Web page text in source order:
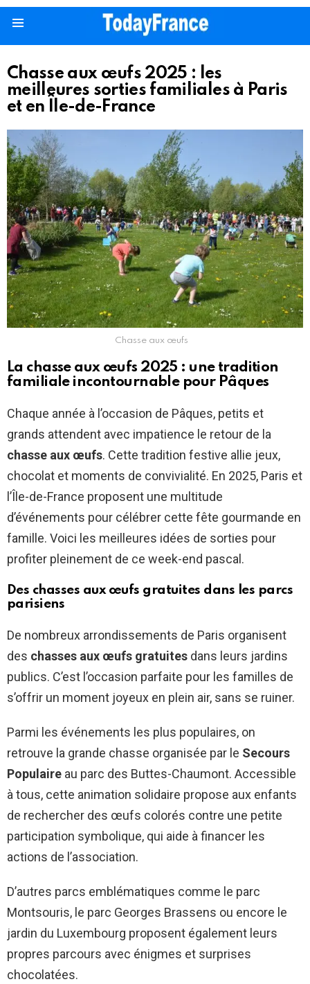
Chasse aux œufs 2025 : les
meilleures sorties familiales à Paris
et en Île-de-France
Chasse aux œufs
La chasse aux œufs 2025 : une tradition
familiale incontournable pour Pâques
Chaque année à l’occasion de Pâques, petits et
grands attendent avec impatience le retour de la
chasse aux œufs. Cette tradition festive allie jeux,
chocolat et moments de convivialité. En 2025, Paris et
l’Île-de-France proposent une multitude
d’événements pour célébrer cette fête gourmande en
famille. Voici les meilleures idées de sorties pour
profiter pleinement de ce week-end pascal.
Des chasses aux œufs gratuites dans les parcs
parisiens
De nombreux arrondissements de Paris organisent
des chasses aux œufs gratuites dans leurs jardins
publics. C’est l’occasion parfaite pour les familles de
s’offrir un moment joyeux en plein air, sans se ruiner.
Parmi les événements les plus populaires, on
retrouve la grande chasse organisée par le Secours
Populaire au parc des Buttes-Chaumont. Accessible
à tous, cette animation solidaire propose aux enfants
de rechercher des œufs colorés contre une petite
participation symbolique, qui aide à financer les
actions de l’association.
D’autres parcs emblématiques comme le parc
Montsouris, le parc Georges Brassens ou encore le
jardin du Luxembourg proposent également leurs
propres parcours avec énigmes et surprises
chocolatées.